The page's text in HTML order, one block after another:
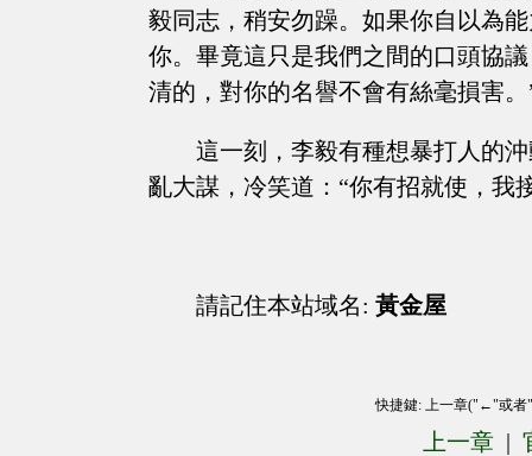
毅同志，稍安勿躁。如果你自以為
你。畢竟這只是我們之間的口頭協
清的，對你的名譽不會有絲毫損害。
這一刻，李毅有種想暴打人的
亂大謀，冷笑道：“你有招就使，我
請記住本站域名: 黃金屋
快捷鍵: 上一章("←"或
上一章 |